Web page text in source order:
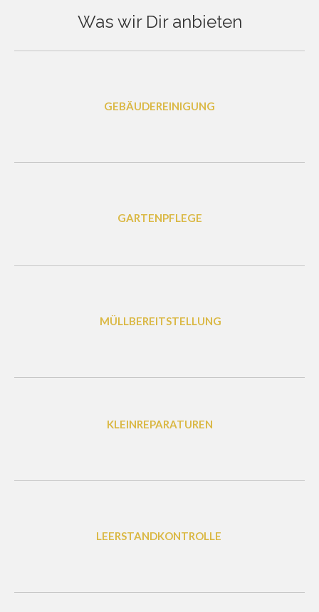
Was wir Dir anbieten
GEBÄUDEREINIGUNG
GARTENPFLEGE
MÜLLBEREITSTELLUNG
KLEINREPARATUREN
LEERSTANDKONTROLLE